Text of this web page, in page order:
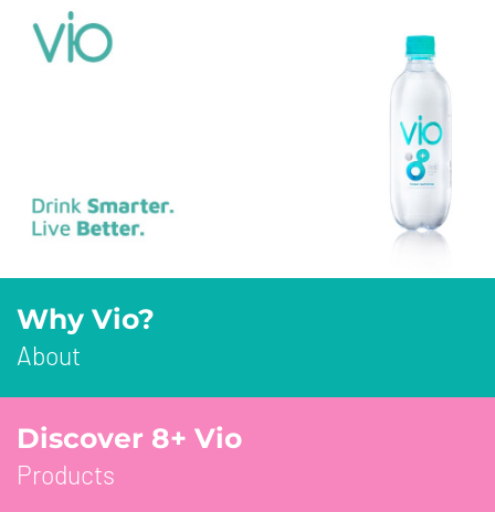
Why Vio?
About
Discover 8+ Vio
Products